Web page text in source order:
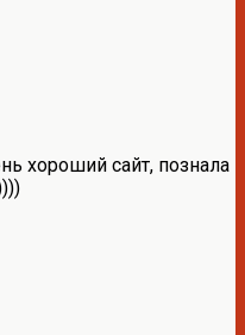
хороший сайт, познала